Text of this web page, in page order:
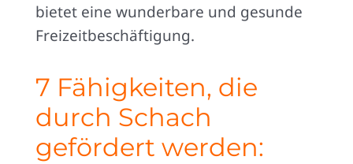
bietet eine wunderbare und gesunde
Freizeitbeschäftigung.
7 Fähigkeiten, die
durch Schach
gefördert werden: